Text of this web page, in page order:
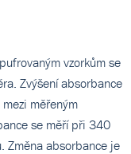
vzorkům se
Zvýšení absorbance
měřeným
se měří při 340
Změna absorbance je